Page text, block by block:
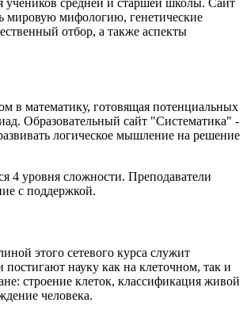
мировую мифологию, генетические
отбор, а также аспекты
в математику, готовящая потенциальных
Образовательный сайт "Систематика" -
логическое мышление на решение
4 уровня сложности. Преподаватели
с поддержкой.
этого сетевого курса служит
науку как на клеточном, так и
строение клеток, классификация живой
человека.